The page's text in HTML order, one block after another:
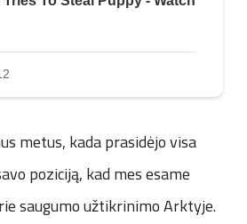
metus, kada prasidėjo visa
poziciją, kad mes esame
saugumo užtikrinimo Arktyje.